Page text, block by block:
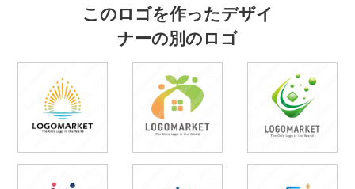
このロゴを作ったデザイ
ナーの別のロゴ